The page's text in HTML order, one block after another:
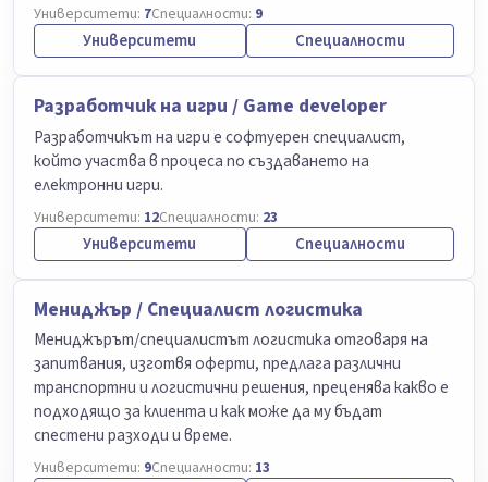
Университети: 7Специалности: 9
Университети Специалности
Разработчик на игри / Game developer
Разработчикът на игри е софтуерен специалист,
който участва в процеса по създаването на
електронни игри.
Университети: 12Специалности: 23
Университети Специалности
Мениджър / Специалист логистика
Мениджърът/специалистът логистика отговаря на
запитвания, изготвя оферти, предлага различни
транспортни и логистични решения, преценява какво е
подходящо за клиента и как може да му бъдат
спестени разходи и време.
Университети: 9Специалности: 13